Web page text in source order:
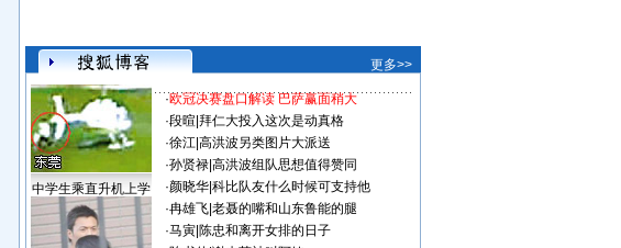
更多>>
中学生乘直升机上学
·欧冠决赛盘口解读 巴萨赢面稍大
·段暄 拜仁大投入这次是动真格
·徐江| 高洪波另类图片大派送
·孙贤禄| 高洪波组队思想值得赞同
·颜晓华| 科比队友什么时候可支持他
·冉雄飞| 老聂的嘴和山东鲁能的腿
·马寅| 陈忠和离开女排的日子